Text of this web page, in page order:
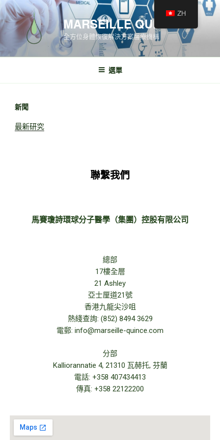
MARSEILLE QUINCÉ
全方位身體恢復解決方案醫療機構
選單
新聞
最新研究
聯繫我們
馬賽瓊詩環球分子醫學（集團）控股有限公司
總部
17樓全層
21 Ashley
亞士厘道21號
香港九龍尖沙咀
熱綫查詢: (852) 8494 3629
電郵: info@marseille-quince.com
分部
Kalliorannatie 4, 21310 瓦赫托, 芬蘭
電話: +358 407434413
傳真: +358 22122200
ZH